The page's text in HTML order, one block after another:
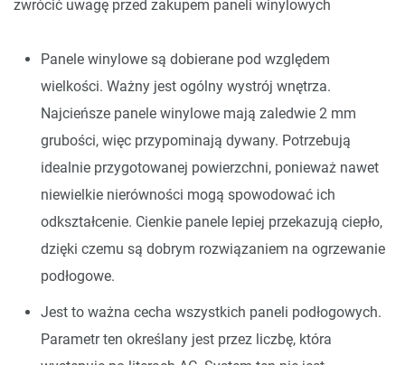
zwrócić uwagę przed zakupem paneli winylowych
Panele winylowe są dobierane pod względem
wielkości. Ważny jest ogólny wystrój wnętrza.
Najcieńsze panele winylowe mają zaledwie 2 mm
grubości, więc przypominają dywany. Potrzebują
idealnie przygotowanej powierzchni, ponieważ nawet
niewielkie nierówności mogą spowodować ich
odkształcenie. Cienkie panele lepiej przekazują ciepło,
dzięki czemu są dobrym rozwiązaniem na ogrzewanie
podłogowe.
Jest to ważna cecha wszystkich paneli podłogowych.
Parametr ten określany jest przez liczbę, która